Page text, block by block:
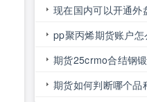
现在国内可以开通外
pp聚丙烯期货账户怎
期货25crmo合结钢
期货如何判断哪个品